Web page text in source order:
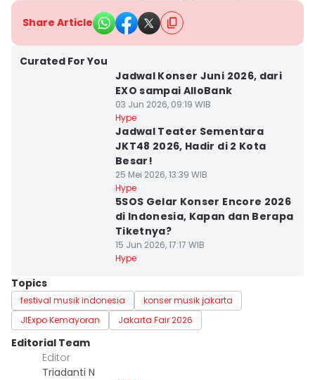
Share Article
Curated For You
Jadwal Konser Juni 2026, dari
EXO sampai AlloBank
03 Jun 2026, 09:19 WIB
Hype
Jadwal Teater Sementara
JKT48 2026, Hadir di 2 Kota
Besar!
25 Mei 2026, 13:39 WIB
Hype
5SOS Gelar Konser Encore 2026
di Indonesia, Kapan dan Berapa
Tiketnya?
15 Jun 2026, 17:17 WIB
Hype
Topics
festival musik indonesia
konser musik jakarta
JIExpo Kemayoran
Jakarta Fair 2026
Editorial Team
Editor
Triadanti N